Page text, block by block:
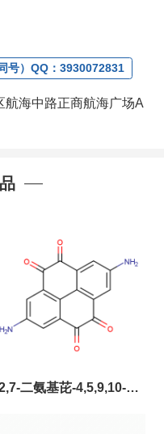
号）QQ：3930072831
航海中路正商航海广场A
二氨基芘-4,5,9,10-四